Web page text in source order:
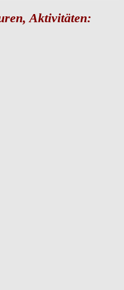
Aktivitäten: